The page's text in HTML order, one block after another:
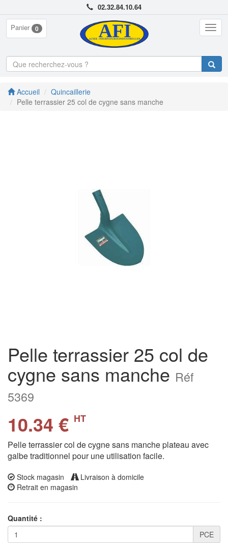
02.32.84.10.64
Panier 0
Accueil
Quincaillerie
Pelle terrassier 25 col de cygne sans manche
Pelle terrassier 25 col de
cygne sans manche Réf
5369
10.34 € HT
Pelle terrassier col de cygne sans manche plateau avec
galbe traditionnel pour une utilisation facile.
Stock magasin
Livraison à domicile
Retrait en magasin
Quantité :
PCE